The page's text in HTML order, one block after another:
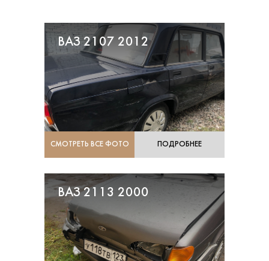
ВАЗ 2107 2012
СМОТРЕТЬ ВСЕ ФОТО ПОДРОБНЕЕ
ВАЗ 2113 2000